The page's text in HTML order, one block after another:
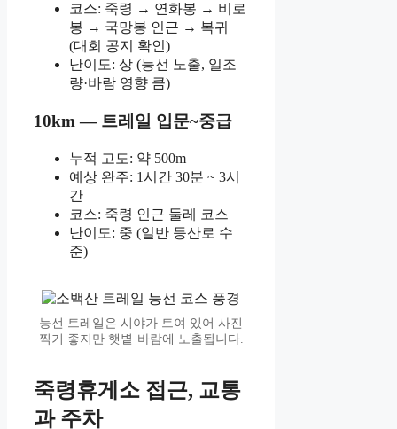
코스: 죽령 → 연화봉 → 비로
봉 → 국망봉 인근 → 복귀
(대회 공지 확인)
난이도: 상 (능선 노출, 일조
량·바람 영향 큼)
10km — 트레일 입문~중급
누적 고도: 약 500m
예상 완주: 1시간 30분 ~ 3시
간
코스: 죽령 인근 둘레 코스
난이도: 중 (일반 등산로 수
준)
능선 트레일은 시야가 트여 있어 사진
찍기 좋지만 햇볕·바람에 노출됩니다.
죽령휴게소 접근, 교통
과 주차